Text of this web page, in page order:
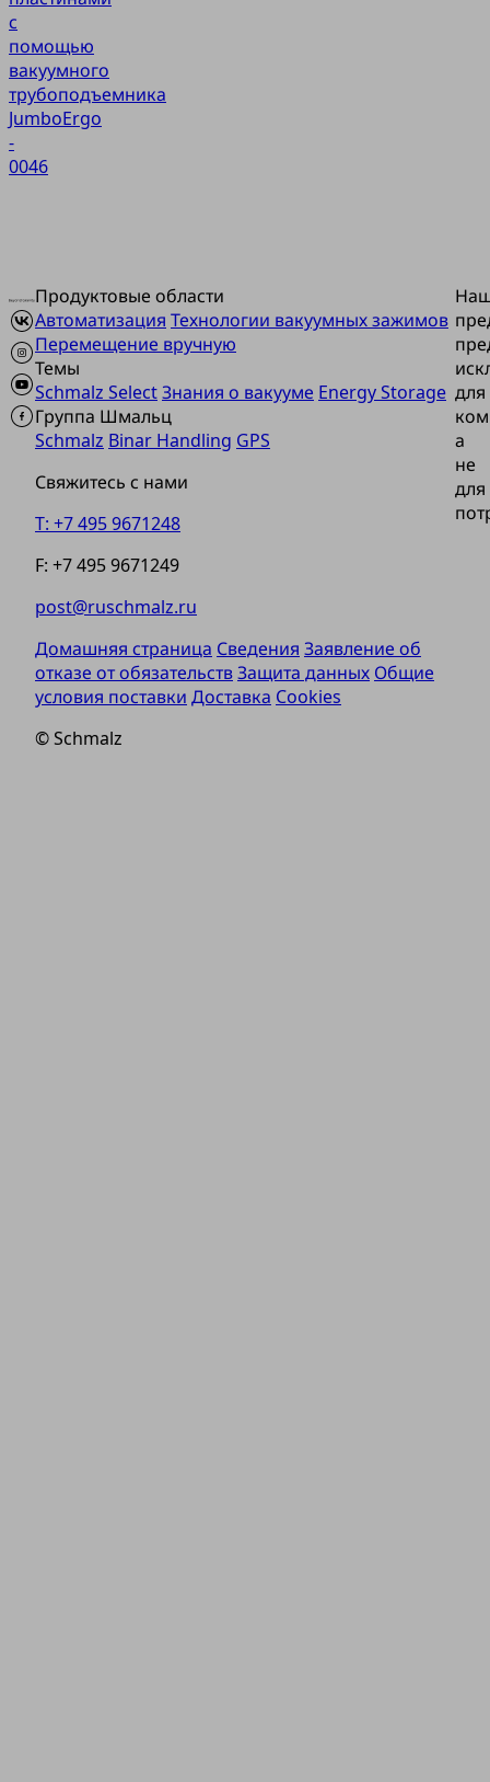
с
помощью
вакуумного
трубоподъемника
JumboErgo
-
0046
Продуктовые области
Автоматизация Технологии вакуумных зажимов
Перемещение вручную
Темы
Schmalz SelectЗнания о вакууме Energy Storage
Группа Шмальц
Schmalz Binar Handling GPS
Свяжитесь с нами
T: +7 495 9671248
F: +7 495 9671249
post@ruschmalz.ru
для
а
не
для
Домашняя страница Сведения Заявление об
отказе от обязательствЗащита данных Общие
условия поставки Доставка Cookies
© Schmalz